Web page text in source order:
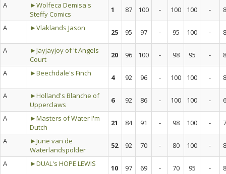
A
►Wolfeca Demisa's
Steffy Comics
1 87 100 - 100 100 -
A
►Vlaklands Jason 25 95 97 - 95 100 -
A
►Jayjayjoy of 't Angels
Court
20 96 100 - 98 95 -
A
►Beechdale's Finch 4 92 96 - 100 100 -
A
►Holland's Blanche of
Upperclaws
6 92 86 - 100 100 -
A
►Masters of Water I'm
Dutch
21 84 91 - 98 100 -
A
►June van de
Waterlandspolder
52 92 70 - 80 100 -
A
►DUAL's HOPE LEWIS 10 97 69 - 70 95 -